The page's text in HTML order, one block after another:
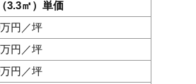
3.3㎡）単価
円／坪
円／坪
円／坪